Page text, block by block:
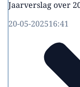
Jaarverslag over
20-05-202516:41